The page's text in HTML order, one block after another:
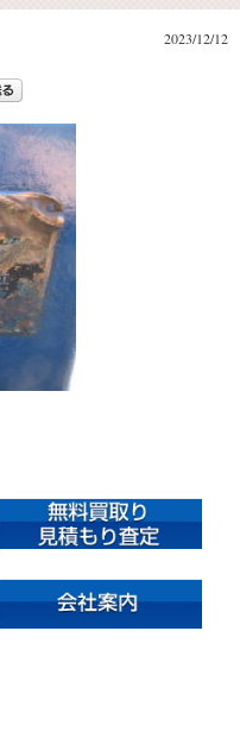
2023/12/12